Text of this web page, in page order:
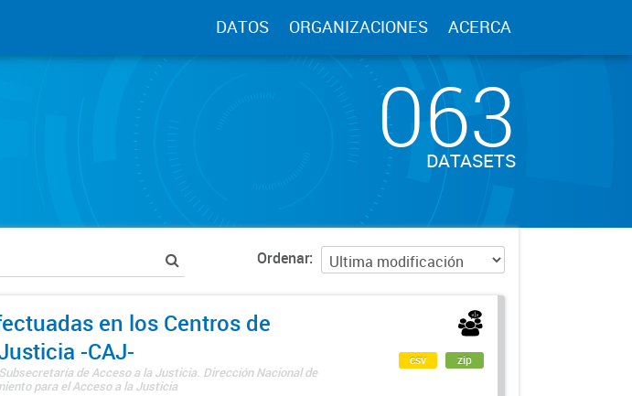
DATOS ORGANIZACIONES ACERCA
063
DATASETS
Ordenar
en los Centros de
-CAJ-
de Acceso a la Justicia. Dirección Nacional de
para el Acceso a la Justicia
csv zip